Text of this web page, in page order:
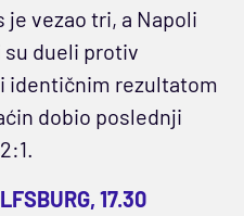
vezao tri, a Napoli
dueli protiv
identičnim rezultatom
dobio poslednji
17.30